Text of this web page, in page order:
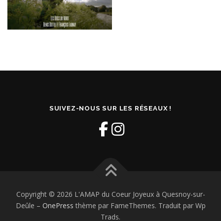
SUIVEZ-NOUS SUR LES RÉSEAUX !
Copyright © 2026 L'AMAP du Coeur Joyeux à Quesnoy-sur-
Deûle – OnePress thème par FameThemes. Traduit par Wp
Trads.